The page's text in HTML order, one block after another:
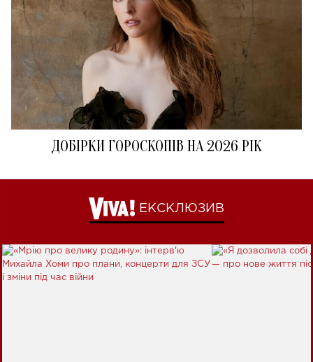
ДОБІРКИ ГОРОСКОПІВ НА 2026 РІК
ЕКСКЛЮЗИВ